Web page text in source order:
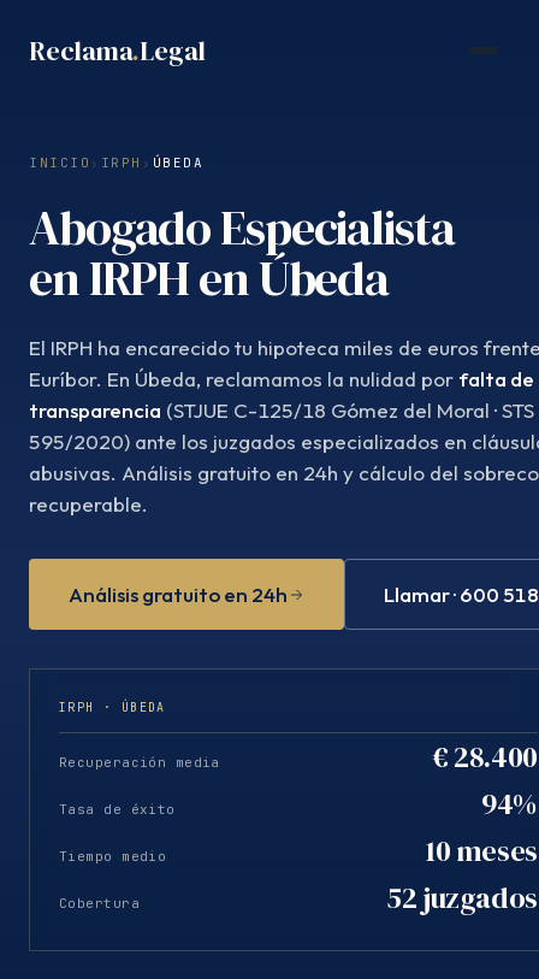
Reclama.Legal
INICIO › IRPH › ÚBEDA
Abogado Especialista
en IRPH en Úbeda
El IRPH ha encarecido tu hipoteca miles de euros
Euríbor. En Úbeda, reclamamos la nulidad por falta de
transparencia (STJUE C-125/18 Gómez del Moral · STS
595/2020) ante los juzgados especializados en
abusivas. Análisis gratuito en 24h y cálculo del
recuperable.
Análisis gratuito en 24h Llamar · 600
IRPH · ÚBEDA
Recuperación media € 28.400
Tasa de éxito 94%
Tiempo medio 10 meses
Cobertura 52 juzgados